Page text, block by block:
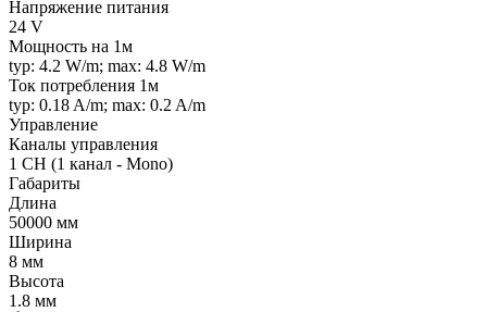
Напряжение питания
24 V
Мощность на 1м
typ: 4.2 W/m; max: 4.8 W/m
Ток потребления 1м
typ: 0.18 A/m; max: 0.2 A/m
Управление
Каналы управления
1 CH (1 канал - Mono)
Габариты
Длина
50000 мм
Ширина
8 мм
Высота
1.8 мм